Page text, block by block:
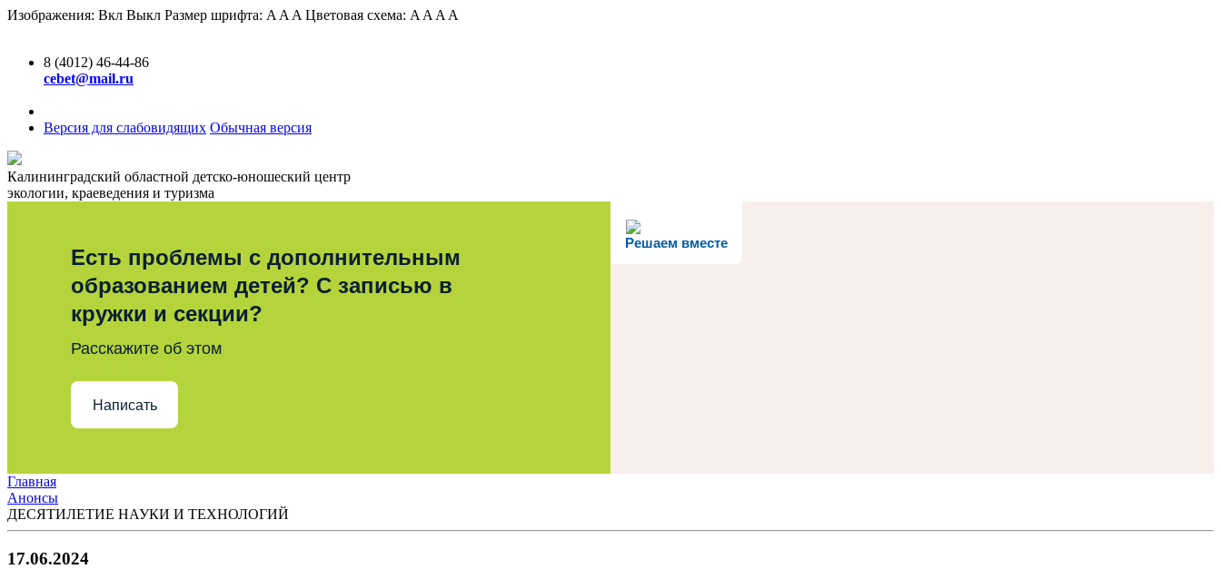
Изображения: Вкл Выкл Размер шрифта: A A A Цветовая схема: A A A A
8 (4012) 46-44-86
cebet@mail.ru
Версия для слабовидящих Обычная версия
Калининградский областной детско-юношеский центр
экологии, краеведения и туризма
Решаем вместе
Есть проблемы с дополнительным
образованием детей? С записью в
кружки и секции?
Расскажите об этом
Написать
Главная
Анонсы
ДЕСЯТИЛЕТИЕ НАУКИ И ТЕХНОЛОГИЙ
17.06.2024